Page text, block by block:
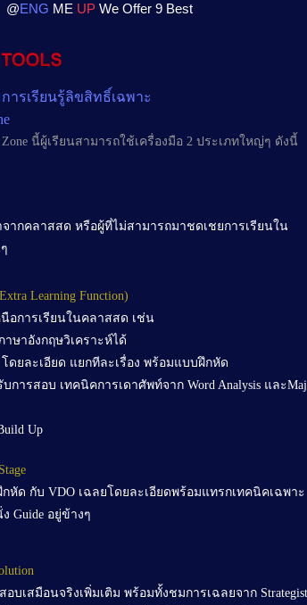
@ENG ME UPWe Offer 9 Best
การเรียนรู้ลิขสิทธิ์เฉพาะ
นี้ผู้เรียนสามารถใช้เครื่องมือ 2 ประเภทใหญ่ๆ ดังนี้
ากคลาสสด หรือผู้ที่ไม่สามารถมาชดเชยการเรียนใน
Learning Function)
นือการเรียนในคลาสสด เช่น
าษาอังกฤษวิเคราะห์ได้
ดยละเอียด แยกทีละเรื่อง พร้อมแบบฝึกหัด
การสอบ เทคนิคการเดาศัพท์จาก Word Analysis และ
Up
หัด กับ VDO เฉลยโดยละเอียดพร้อมแทรกเทคนิคเฉพาะ
Guide อยู่ข้างๆ
บเสมือนจริงเพิ่มเติม พร้อมทั้งชมการเฉลยจาก Strategist